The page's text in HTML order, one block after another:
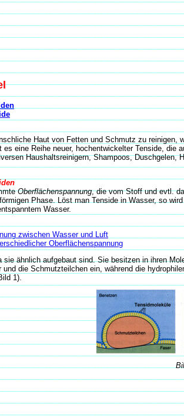
Haut von Fetten und Schmutz zu
eine Reihe neuer, hochentwickelter Tenside,
Haushaltsreinigern, Shampoos, Duschgelen,
Oberflächenspannung, die vom Stoff und evtl.
Phase. Löst man Tenside in Wasser, so
Wasser.
zwischen Wasser und Luft
Oberflächenspannung
sie ähnlich aufgebaut sind. Sie besitzen in ihren
und die Schmutzteilchen ein, während die
1).